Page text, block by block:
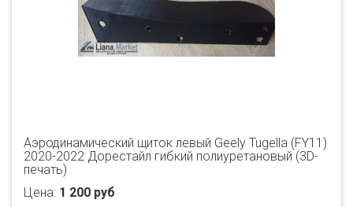
Аэродинамический щиток левый Geely Tugella (FY11)
2020-2022 Дорестайл гибкий полиуретановый (3D-
печать)
Цена: 1 200 руб